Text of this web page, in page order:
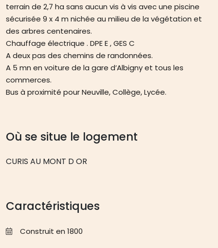
terrain de 2,7 ha sans aucun vis à vis avec une piscine
sécurisée 9 x 4 m nichée au milieu de la végétation et
des arbres centenaires.
Chauffage électrique . DPE E , GES C
A deux pas des chemins de randonnées.
A 5 mn en voiture de la gare d’Albigny et tous les
commerces.
Bus à proximité pour Neuville, Collège, Lycée.
Où se situe le logement
CURIS AU MONT D OR
Caractéristiques
Construit en 1800